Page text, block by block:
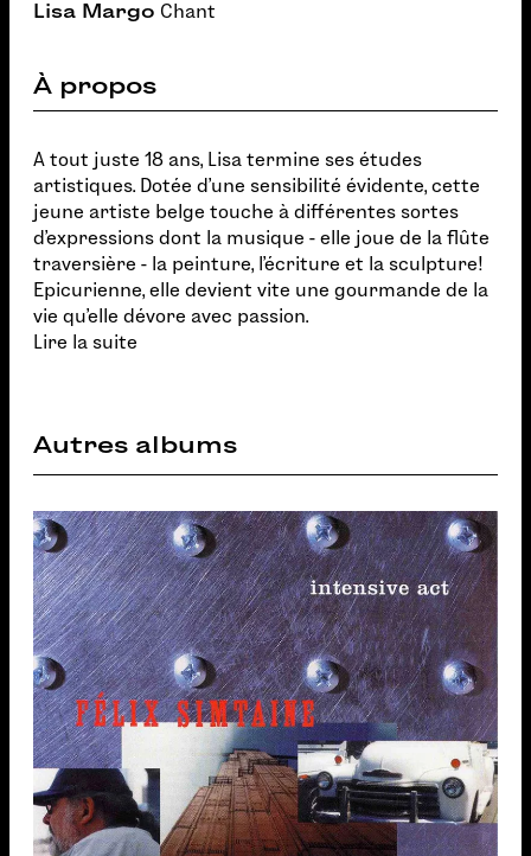
Lisa Margo Chant
À propos
A tout juste 18 ans, Lisa termine ses études
artistiques. Dotée d'une sensibilité évidente, cette
jeune artiste belge touche à différentes sortes
d'expressions dont la musique - elle joue de la flûte
traversière - la peinture, l'écriture et la sculpture!
Epicurienne, elle devient vite une gourmande de la
vie qu'elle dévore avec passion.
Lire la suite
Autres albums